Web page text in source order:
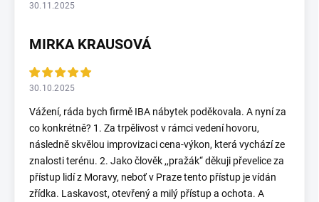
30.11.2025
MIRKA KRAUSOVÁ
30.10.2025
Vážení, ráda bych firmě IBA nábytek poděkovala. A nyní za
co konkrétně? 1. Za trpělivost v rámci vedení hovoru,
následně skvělou improvizaci cena-výkon, která vychází ze
znalosti terénu. 2. Jako člověk ,,pražák“ děkuji převelice za
přístup lidí z Moravy, neboť v Praze tento přístup je vídán
zřídka. Laskavost, otevřený a milý přístup a ochota. A